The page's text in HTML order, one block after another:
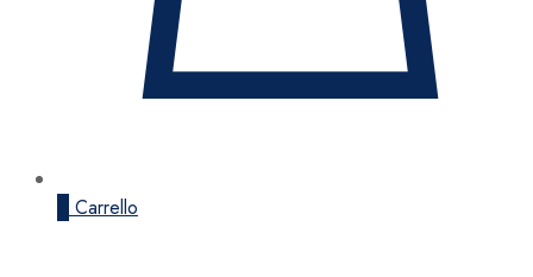
Carrello